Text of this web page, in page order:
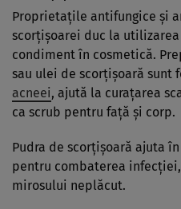
Proprietaţile antifungice şi
scorţişoarei duc la
condiment în cosmetică.
sau ulei de scorţişoară sunt
acneei, ajută la curaţarea
ca scrub pentru faţă şi corp.
Pudra de scorţişoară ajuta
pentru combaterea
mirosului neplăcut.